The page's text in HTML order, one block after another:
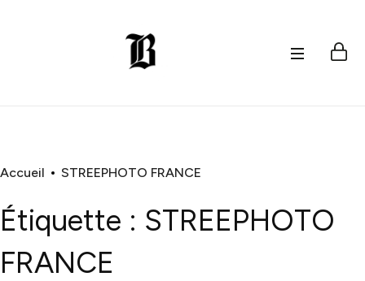
Accueil STREEPHOTO FRANCE
Étiquette : STREEPHOTO
FRANCE